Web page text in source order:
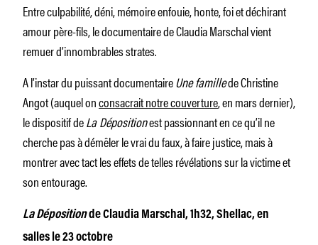
Entre culpabilité, déni, mémoire enfouie, honte, foi et déchirant
amour père-fils, le documentaire de Claudia Marschal vient
remuer d’innombrables strates.
A l’instar du puissant documentaireUne famillede Christine
Angot (auquel onconsacrait notre couverture, en mars dernier),
le dispositif deLa Dépositionest passionnant en ce qu’il ne
cherche pas à démêler le vrai du faux, à faire justice, mais à
montrer avec tact les effets de telles révélations sur la victime et
son entourage.
La Dépositionde Claudia Marschal, 1h32, Shellac, en
salles le 23 octobre